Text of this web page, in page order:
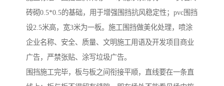
砖砌0.5*0.5的基础，用于增强围挡抗风稳定性；pvc围挡
设2.5米高，宽3米为一板。施工围挡做美化处理，喷涂
企业名称、安全、质量、文明施工用语及开发项目商业
广告，严禁张贴、涂写垃圾广告。
围挡施工完毕，板与板之间衔接平顺，直线要在一条直